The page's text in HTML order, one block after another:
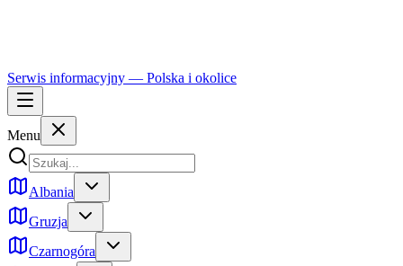
Serwis informacyjny — Polska i okolice
Menu
Albania
Gruzja
Czarnogóra